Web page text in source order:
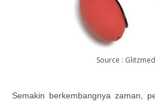
Source :
Semakin berkembangnya zaman,